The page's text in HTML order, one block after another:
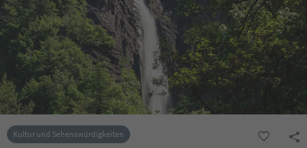
Kultur und Sehenswürdigkeiten